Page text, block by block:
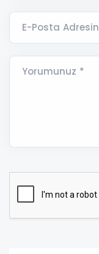
E-Posta
Yorumunuz *